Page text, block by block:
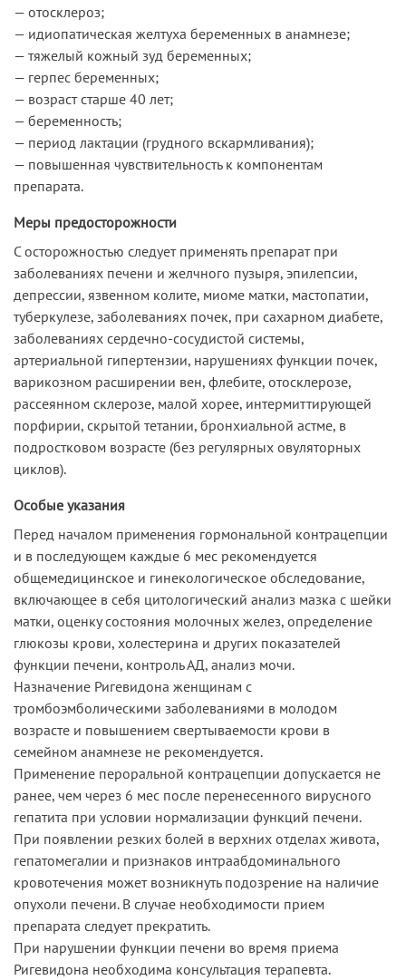
— отосклероз;
— идиопатическая желтуха беременных в анамнезе;
— тяжелый кожный зуд беременных;
— герпес беременных;
— возраст старше 40 лет;
— беременность;
— период лактации (грудного вскармливания);
— повышенная чувствительность к компонентам
препарата.
Меры предосторожности
С осторожностью следует применять препарат при
заболеваниях печени и желчного пузыря, эпилепсии,
депрессии, язвенном колите, миоме матки, мастопатии,
туберкулезе, заболеваниях почек, при сахарном диабете,
заболеваниях сердечно-сосудистой системы,
артериальной гипертензии, нарушениях функции почек,
варикозном расширении вен, флебите, отосклерозе,
рассеянном склерозе, малой хорее, интермиттирующей
порфирии, скрытой тетании, бронхиальной астме, в
подростковом возрасте (без peгулярных овуляторных
циклов).
Особые указания
Перед началом применения гормональной контрацепции
и в последующем каждые 6 мес рекомендуется
общемедицинское и гинекологическое обследование,
включающее в себя цитологический анализ мазка с шейки
матки, оценку состояния молочных желез, определение
глюкозы крови, холестерина и других показателей
функции печени, контроль АД, анализ мочи.
Назначение Ригевидона женщинам с
тромбоэмболическими заболеваниями в молодом
возрасте и повышением свертываемости крови в
семейном анамнезе не рекомендуется.
Применение пероральной контрацепции допускается не
ранее, чем через 6 мес после перенесенного вирусного
гепатита при условии нормализации функций печени.
При появлении резких болей в верхних отделах живота,
гепатомегалии и признаков интраабдоминального
кровотечения может возникнуть подозрение на наличие
опухоли печени. В случае необходимости прием
препарата следует прекратить.
При нарушении функции печени во время приема
Ригевидона необходима консультация терапевта.